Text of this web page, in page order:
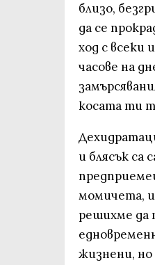
близо,
да се
ход с всеки
часове на
косата ти
и блясък са
момичета,
решихме да
жизнени,